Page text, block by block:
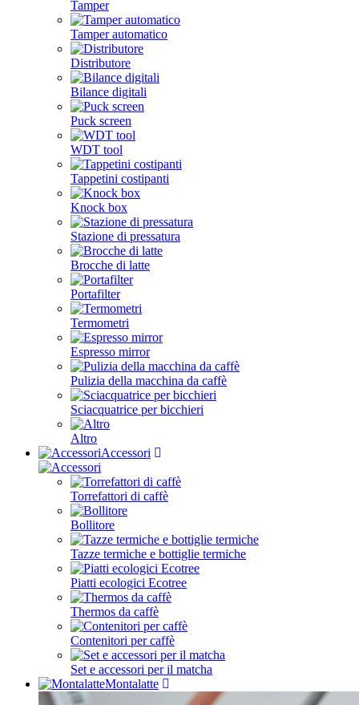
Tamper
Tamper automatico
Distributore
Bilance digitali
Puck screen
WDT tool
Tappetini costipanti
Knock box
Stazione di pressatura
Brocche di latte
Portafilter
Termometri
Espresso mirror
Pulizia della macchina da caffè
Sciacquatrice per bicchieri
Altro
Accessori
Torrefattori di caffè
Bollitore
Tazze termiche e bottiglie termiche
Piatti ecologici Ecotree
Thermos da caffè
Contenitori per caffè
Set e accessori per il matcha
Montalatte